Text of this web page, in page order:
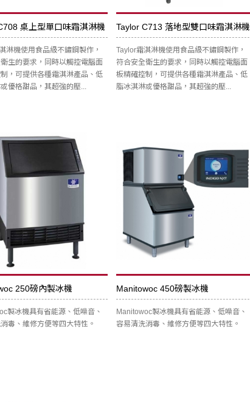
桌上型單口味霜淇淋機
淋機使用食品級不鏽鋼製作，
生的要求，同時以觸控電腦面
，可提供各種霜淇淋產品、低
優格甜品，其超強的壓...
Taylor C713 落地型雙口味霜淇淋機
Taylor霜淇淋機使用食品級不鏽鋼製作，
符合安全衛生的要求，同時以觸控電腦面
板精確控制，可提供各種霜淇淋產品、低
脂冰淇淋或優格甜品，其超強的壓...
250磅內製冰機
製冰機具有省能源、低噪音、
毒、維修方便等四大特性。
Manitowoc 450磅製冰機
Manitowoc製冰機具有省能源、低噪音、
容易清洗消毒、維修方便等四大特性。